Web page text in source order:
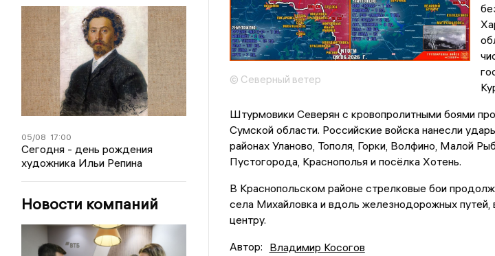
05/08 17:00
Сегодня - день рождения
художника Ильи Репина
Новости компаний
© Северный ветер
Штурмовики Северян с кровопролитными боями
Сумской области. Российские войска нанесли
районах Уланово, Тополя, Горки, Волфино, Малой
Пустогорода, Краснополья и посёлка Хотень.
В Краснопольском районе стрелковые бои
села Михайловка и вдоль железнодорожных путей,
центру.
Автор: Владимир Косогов